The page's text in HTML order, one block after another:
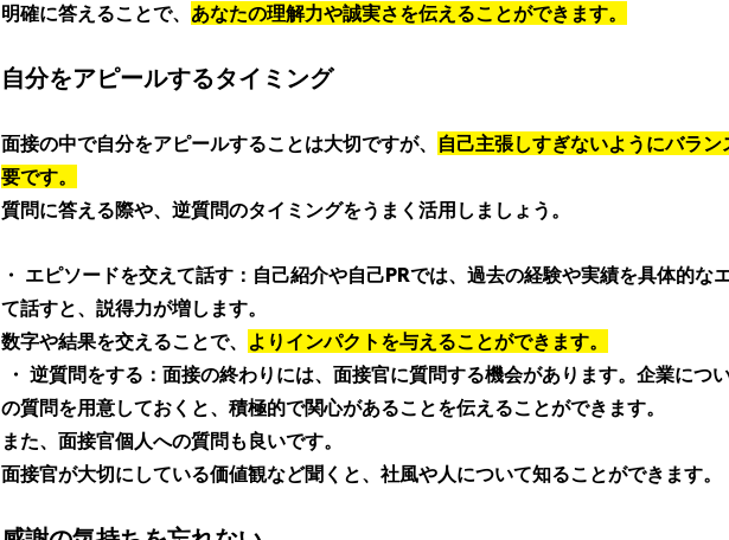
明確に答えることで、 あなたの理解力や誠実さを伝えることができます。
自分をアピールするタイミング
面接の中で自分をアピールすることは大切ですが、 自己主張しすぎないようにバラ
要です。
質問に答える際や、逆質問のタイミングをうまく活用しましょう。
・ エピソードを交えて話す：自己紹介や自己PRでは、過去の経験や実績を具体的な
て話すと、説得力が増します。
数字や結果を交えることで、 よりインパクトを与えることができます。
の質問を用意しておくと、積極的で関心があることを伝えることができます。
また、面接官個人への質問も良いです。
面接官が大切にしている価値観など聞くと、社風や人について知ることができます。